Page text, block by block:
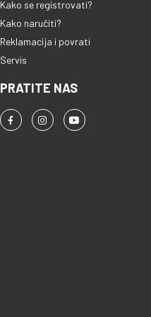
Kako se registrovati?
Kako naručiti?
Reklamacija i povrati
Servis
PRATITE NAS